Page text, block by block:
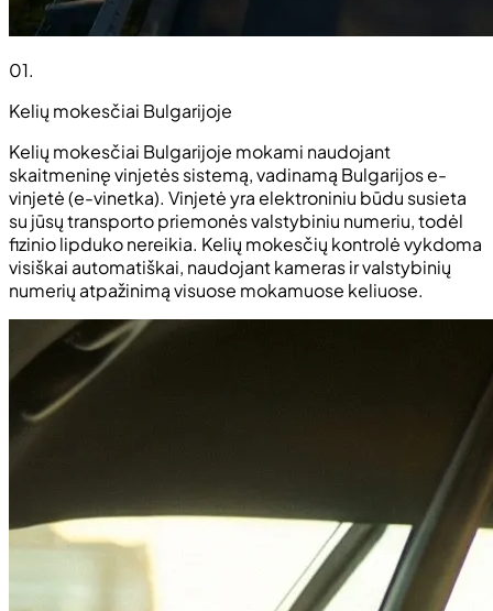
01.
Kelių mokesčiai Bulgarijoje
Kelių mokesčiai Bulgarijoje mokami naudojant
skaitmeninę vinjetės sistemą, vadinamą Bulgarijos e-
vinjetė (e-vinetka). Vinjetė yra elektroniniu būdu susieta
su jūsų transporto priemonės valstybiniu numeriu, todėl
fizinio lipduko nereikia. Kelių mokesčių kontrolė vykdoma
visiškai automatiškai, naudojant kameras ir valstybinių
numerių atpažinimą visuose mokamuose keliuose.